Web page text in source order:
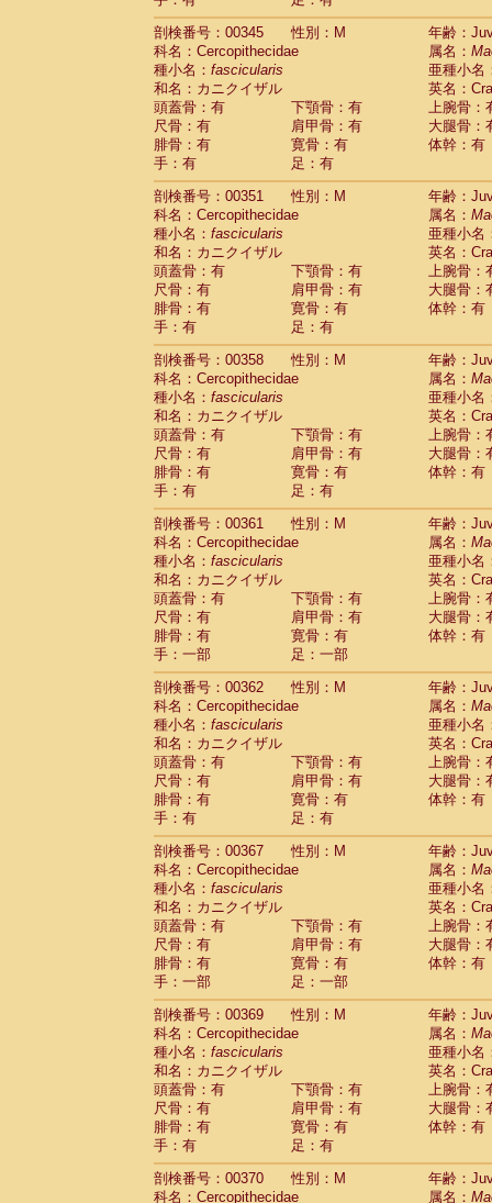
剖検番号：00345
性別：M
年齢：
科名：Cercopithecidae
属名：
種小名： fascicularis
亜種小名
和名：カニクイザル
英名：
頭蓋骨：有
下顎骨：有
上腕骨：
尺骨：有
肩甲骨：有
大腿骨：
腓骨：有
寛骨：有
体幹：有
手：有
足：有
剖検番号：00351
性別：M
年齢：
科名：Cercopithecidae
属名：
種小名： fascicularis
亜種小名
和名：カニクイザル
英名：
頭蓋骨：有
下顎骨：有
上腕骨：
尺骨：有
肩甲骨：有
大腿骨：
腓骨：有
寛骨：有
体幹：有
手：有
足：有
剖検番号：00358
性別：M
年齢：
科名：Cercopithecidae
属名：
種小名： fascicularis
亜種小名
和名：カニクイザル
英名：
頭蓋骨：有
下顎骨：有
上腕骨：
尺骨：有
肩甲骨：有
大腿骨：
腓骨：有
寛骨：有
体幹：有
手：有
足：有
剖検番号：00361
性別：M
年齢：
科名：Cercopithecidae
属名：
種小名： fascicularis
亜種小名
和名：カニクイザル
英名：
頭蓋骨：有
下顎骨：有
上腕骨：
尺骨：有
肩甲骨：有
大腿骨：
腓骨：有
寛骨：有
体幹：有
手：一部
足：一部
剖検番号：00362
性別：M
年齢：
科名：Cercopithecidae
属名：
種小名： fascicularis
亜種小名
和名：カニクイザル
英名：
頭蓋骨：有
下顎骨：有
上腕骨：
尺骨：有
肩甲骨：有
大腿骨：
腓骨：有
寛骨：有
体幹：有
手：有
足：有
剖検番号：00367
性別：M
年齢：
科名：Cercopithecidae
属名：
種小名： fascicularis
亜種小名
和名：カニクイザル
英名：
頭蓋骨：有
下顎骨：有
上腕骨：
尺骨：有
肩甲骨：有
大腿骨：
腓骨：有
寛骨：有
体幹：有
手：一部
足：一部
剖検番号：00369
性別：M
年齢：
科名：Cercopithecidae
属名：
種小名： fascicularis
亜種小名
和名：カニクイザル
英名：
頭蓋骨：有
下顎骨：有
上腕骨：
尺骨：有
肩甲骨：有
大腿骨：
腓骨：有
寛骨：有
体幹：有
手：有
足：有
剖検番号：00370
性別：M
年齢：
科名：Cercopithecidae
属名：